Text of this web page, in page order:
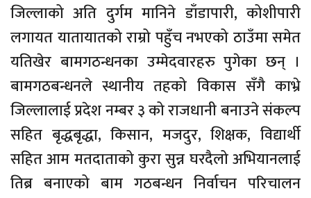
जिल्लाको अति दुर्गम मानिने डाँडापारी, कोशीपारी
लगायत यातायातको राम्रो पहुँच नभएको ठाउँमा समेत
यतिखेर बामगठन्धनका उम्मेदवारहरु पुगेका छन् ।
बामगठबन्धनले स्थानीय तहको विकास सँगै काभ्रे
जिल्लालाई प्रदेश नम्बर ३ को राजधानी बनाउने संकल्प
सहित बृद्धबृद्धा, किसान, मजदुर, शिक्षक, विद्यार्थी
सहित आम मतदाताको कुरा सुन्न घरदैलो अभियानलाई
तिब्र बनाएको बाम गठबन्धन निर्वाचन परिचालन